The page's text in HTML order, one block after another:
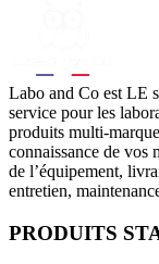
Labo and Co est LE
service pour les
produits multi-
connaissance de vos
de l’équipement,
entretien,
PRODUITS